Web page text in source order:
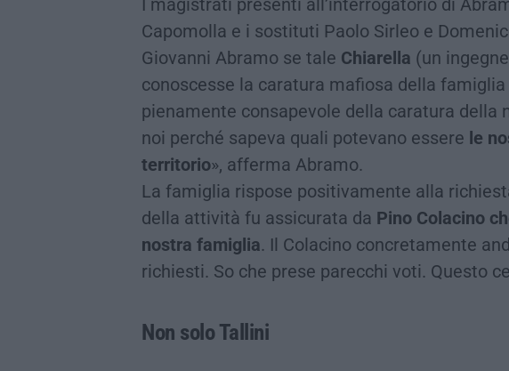
I magistrati presenti all’interrogatorio di
Capomolla e i sostituti Paolo Sirleo e
Giovanni Abramo se tale Chiarella (un
conoscesse la caratura mafiosa della famiglia
pienamente consapevole della caratura della
noi perché sapeva quali potevano essere le
territorio», afferma Abramo.
La famiglia rispose positivamente alla
della attività fu assicurata da Pino Colacino
nostra famiglia. Il Colacino concretamente
richiesti. So che prese parecchi voti. Questo
Non solo Tallini